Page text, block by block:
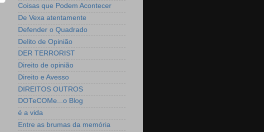
Coisas que Podem Acontecer
De Vexa atentamente
Defender o Quadrado
Delito de Opinião
DER TERRORIST
Direito de opinião
Direito e Avesso
DIREITOS OUTROS
DOTeCOMe...o Blog
é a vida
Entre as brumas da memória